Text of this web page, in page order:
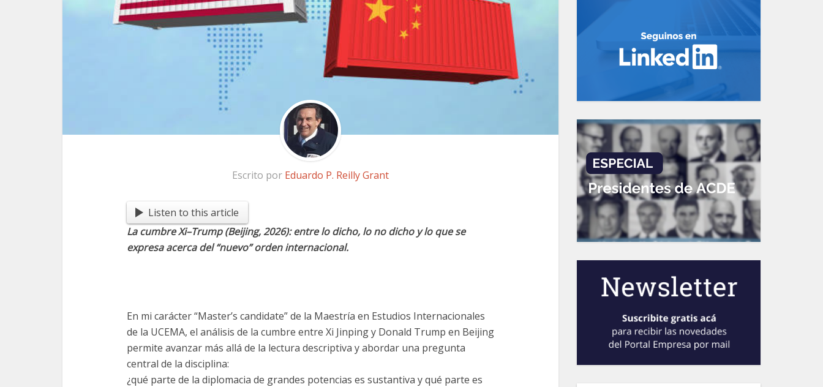
Escrito por Eduardo P. Reilly Grant
Listen to this article
La cumbre Xi–Trump (Beijing, 2026): entre lo dicho, lo no dicho y lo que se
expresa acerca del “nuevo” orden internacional.
En mi carácter “Master’s candidate” de la Maestría en Estudios Internacionales
de la UCEMA, el análisis de la cumbre entre Xi Jinping y Donald Trump en Beijing
permite avanzar más allá de la lectura descriptiva y abordar una pregunta
central de la disciplina:
¿qué parte de la diplomacia de grandes potencias es sustantiva y qué parte es